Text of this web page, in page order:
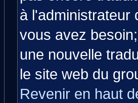
à l'administrateur
vous avez
une nouvelle
le site web du
Revenir en haut